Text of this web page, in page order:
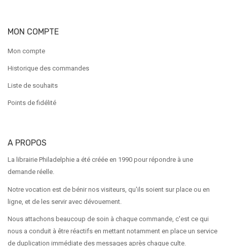
MON COMPTE
Mon compte
Historique des commandes
Liste de souhaits
Points de fidélité
A PROPOS
La librairie Philadelphie a été créée en 1990 pour répondre à une
demande réelle.
Notre vocation est de bénir nos visiteurs, qu'ils soient sur place ou en
ligne, et de les servir avec dévouement.
Nous attachons beaucoup de soin à chaque commande, c'est ce qui
nous a conduit à être réactifs en mettant notamment en place un service
de duplication immédiate des messages après chaque culte.